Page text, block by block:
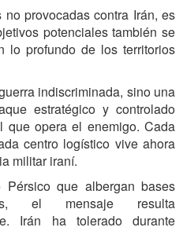
provocadas contra Irán, es
potenciales también se
lo profundo de los territorios
indiscriminada, sino una
estratégico y controlado
que opera el enemigo. Cada
centro logístico vive ahora
militar iraní.
que albergan bases
el mensaje resulta
Irán ha tolerado durante